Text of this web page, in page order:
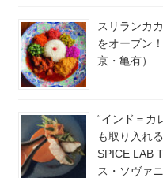
スリランカ
をオープン
京・亀有）
“インド＝カ
も取り入れ
SPICE LAB
ス・ソヴァ